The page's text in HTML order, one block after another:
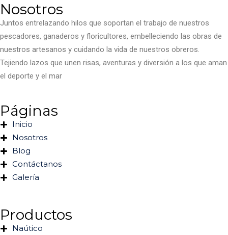
Nosotros
Juntos entrelazando hilos que soportan el trabajo de nuestros
pescadores, ganaderos y floricultores, embelleciendo las obras de
nuestros artesanos y cuidando la vida de nuestros obreros.
Tejiendo lazos que unen risas, aventuras y diversión a los que aman
el deporte y el mar
Páginas
Inicio
Nosotros
Blog
Contáctanos
Galería
Productos
Naútico